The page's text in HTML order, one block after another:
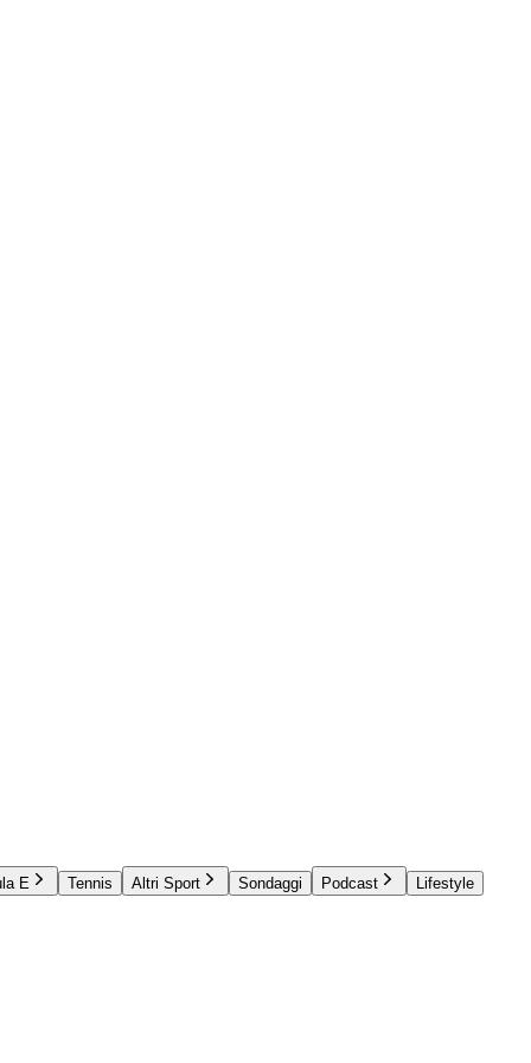
E Tennis Altri Sport Sondaggi Podcast
Lifestyle